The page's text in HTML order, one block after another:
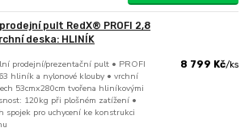
pult RedX® PROFI 2,8
deska: HLINÍK
prodejní/prezentační pult • PROFI
hliník a nylonové klouby • vrchní
53cmx280cm tvořena hliníkovými
120kg při plošném zatížení •
spojek pro uchycení ke konstrukci
8 799 Kč/ks